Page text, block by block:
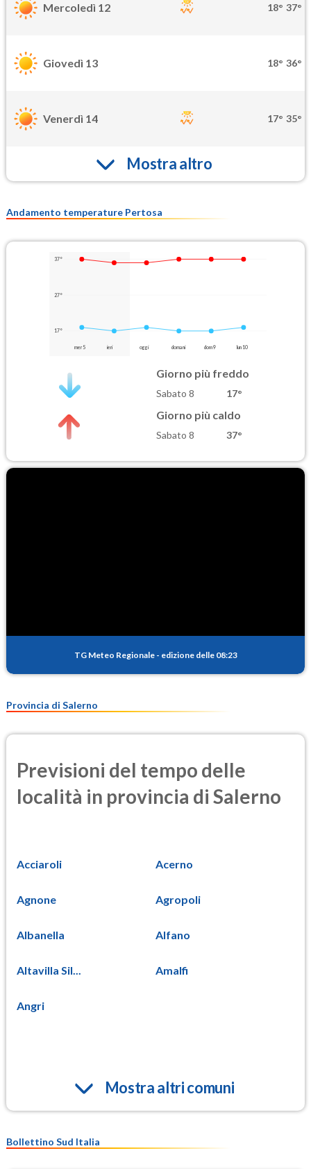
Mercoledì 12 18° 37°
Giovedì 13 18° 36°
Venerdì 14 17° 35°
Mostra altro
Andamento temperature Pertosa
37°
27°
17°
mer 5 ieri oggi domani dom 9 lun 10
Giorno più freddo
Sabato 8 17°
Giorno più caldo
Sabato 8 37°
TG Meteo Regionale - edizione delle 08:23
Provincia di Salerno
Previsioni del tempo delle
località in provincia di Salerno
Acciaroli Acerno
Agnone Agropoli
Albanella Alfano
Altavilla Sil... Amalfi
Angri
Mostra altri comuni
Bollettino Sud Italia